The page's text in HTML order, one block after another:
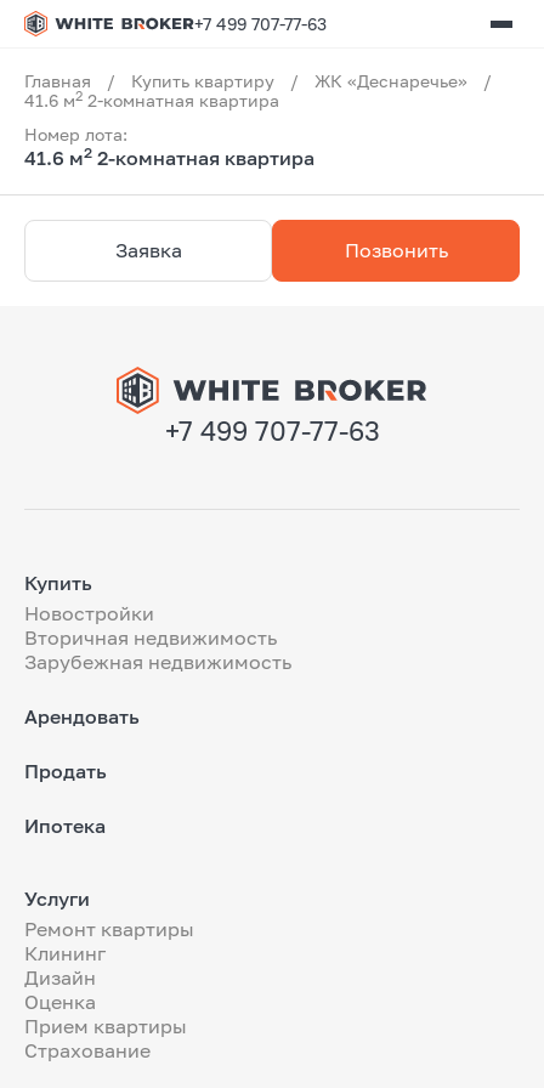
+7 499 707-77-63
Главная / Купить квартиру / ЖК «Деснаречье»
/
41.6 м2 2-комнатная квартира
Номер лота:
41.6 м2 2-комнатная квартира
Заявка Позвонить
+7 499 707-77-63
Купить
Новостройки
Вторичная недвижимость
Зарубежная недвижимость
Арендовать
Продать
Ипотека
Услуги
Ремонт квартиры
Клининг
Дизайн
Оценка
Прием квартиры
Страхование